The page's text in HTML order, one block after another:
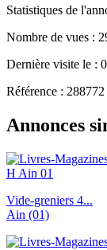
Statistiques de
Nombre de vues :
Dernière visite le :
Référence : 288772
Annonces
Vide-greniers 4...
Ain (01)